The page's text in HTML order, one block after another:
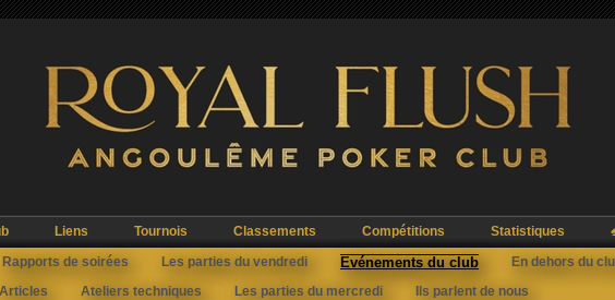
Liens Tournois Classements Compétitions Statistiques
Rapports de soirées Les parties du vendredi Evénements du club En dehors du
Articles Ateliers techniques Les parties du mercredi Ils parlent de nous